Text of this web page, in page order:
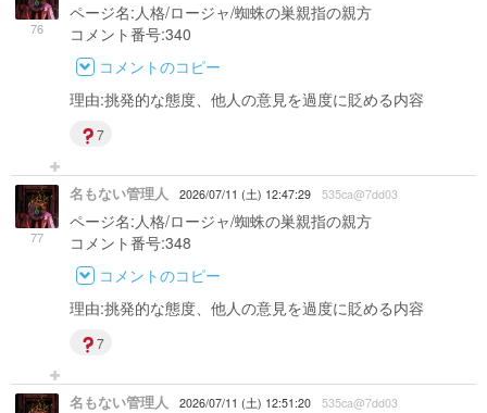
76
ページ名:人格/ロージャ/蜘蛛の巣親指の親方
コメント番号:340
コメントのコピー
理由:挑発的な態度、他人の意見を過度に貶める内容
7
77
名もない管理人 2026/07/11 (土) 12:47:29 535ca@7dd03
ページ名:人格/ロージャ/蜘蛛の巣親指の親方
コメント番号:348
コメントのコピー
理由:挑発的な態度、他人の意見を過度に貶める内容
7
名もない管理人 2026/07/11 (土) 12:51:20 535ca@7dd03